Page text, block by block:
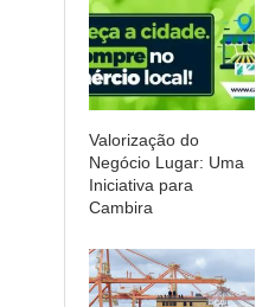
Valorização do
Negócio Lugar: Uma
Iniciativa para
Cambira